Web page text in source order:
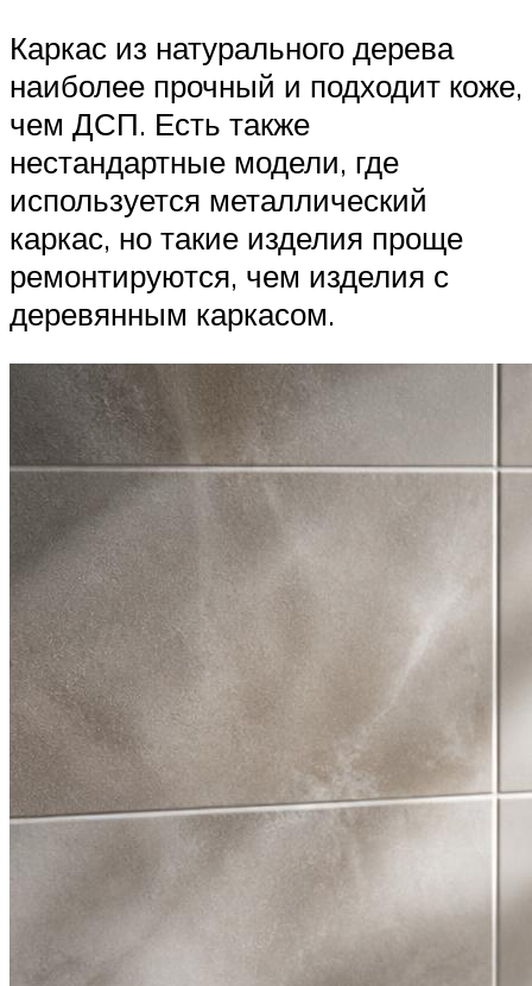
Каркас из натурального дерева
наиболее прочный и подходит коже,
чем ДСП. Есть также
нестандартные модели, где
используется металлический
каркас, но такие изделия проще
ремонтируются, чем изделия с
деревянным каркасом.